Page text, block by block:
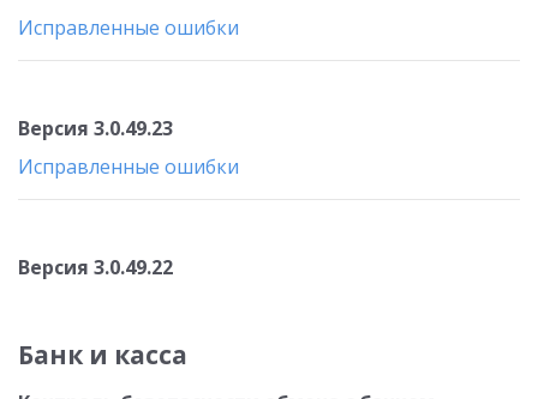
Исправленные ошибки
Версия 3.0.49.23
Исправленные ошибки
Версия 3.0.49.22
Банк и касса